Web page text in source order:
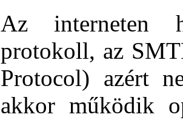
Az interneten
protokoll, az
Protocol) azért
akkor működik